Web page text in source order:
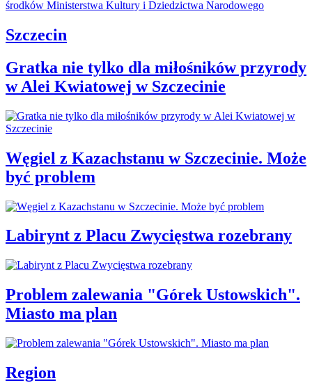
Szczecin
Gratka nie tylko dla miłośników przyrody
w Alei Kwiatowej w Szczecinie
Węgiel z Kazachstanu w Szczecinie. Może
być problem
Labirynt z Placu Zwycięstwa rozebrany
Problem zalewania "Górek Ustowskich".
Miasto ma plan
Region